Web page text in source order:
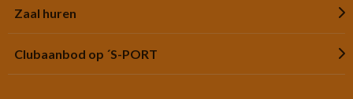
Zaal huren
Clubaanbod op ´S-PORT